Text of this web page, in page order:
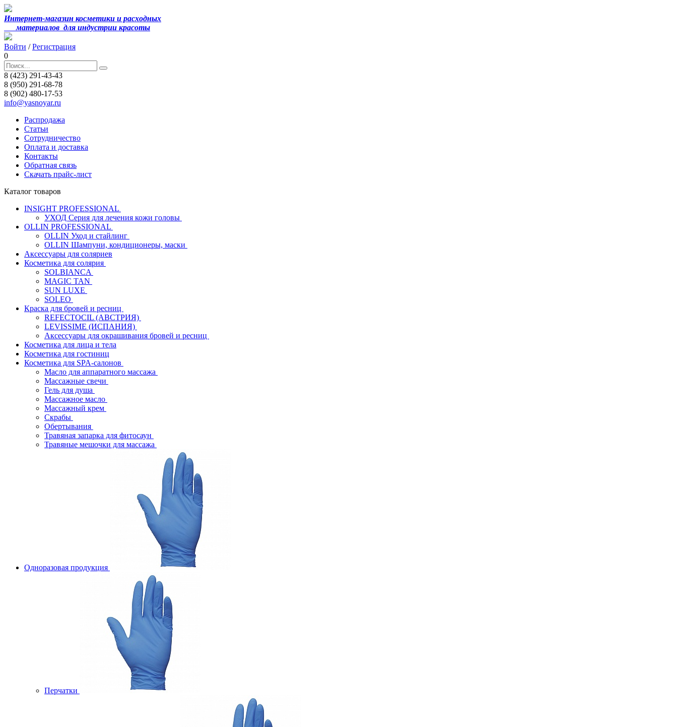
Интернет-магазин косметики и расходных
материалов для индустрии красоты
Войти /Регистрация
0
8 (423) 291-43-43
8 (950) 291-68-78
8 (902) 480-17-53
info@yasnoyar.ru
Распродажа
Статьи
Сотрудничество
Оплата и доставка
Контакты
Обратная связь
Скачать прайс-лист
Каталог товаров
INSIGHT PROFESSIONAL
УХОД Серия для лечения кожи головы
OLLIN PROFESSIONAL
OLLIN Уход и стайлинг
OLLIN Шампуни, кондиционеры, маски
Аксессуары для соляриев
Косметика для солярия
SOLBIANCA
MAGIC TAN
SUN LUXE
SOLEO
Краска для бровей и ресниц
REFECTOCIL (АВСТРИЯ)
LEVISSIME (ИСПАНИЯ)
Аксессуары для окрашивания бровей и ресниц
Косметика для лица и тела
Косметика для гостиниц
Косметика для SPA-салонов
Масло для аппаратного массажа
Массажные свечи
Гель для душа
Массажное масло
Массажный крем
Скрабы
Обертывания
Травяная запарка для фитосаун
Травяные мешочки для массажа
Одноразовая продукция
Перчатки